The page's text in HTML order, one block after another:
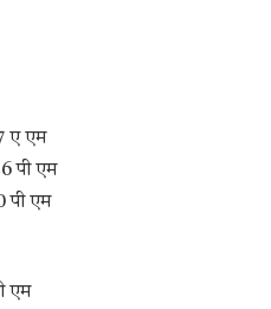
ए एम
पी एम
पी एम
एम